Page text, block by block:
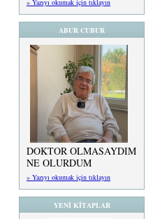
» Yazıyı okumak için tıklayın
ABUR CUBUR
DOKTOR OLMASAYDIM
NE OLURDUM
» Yazıyı okumak için tıklayın
YENİ KİTAPLAR